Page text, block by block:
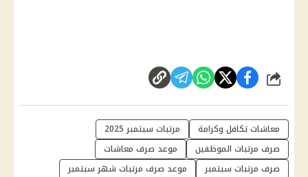
شارك
معاشات تكافل وكرامة
مرتبات سبتمبر 2025
صرف مرتبات الموظفين
موعد صرف معاشات
صرف مرتبات سبتمبر
موعد صرف مرتبات شهر سبتمبر